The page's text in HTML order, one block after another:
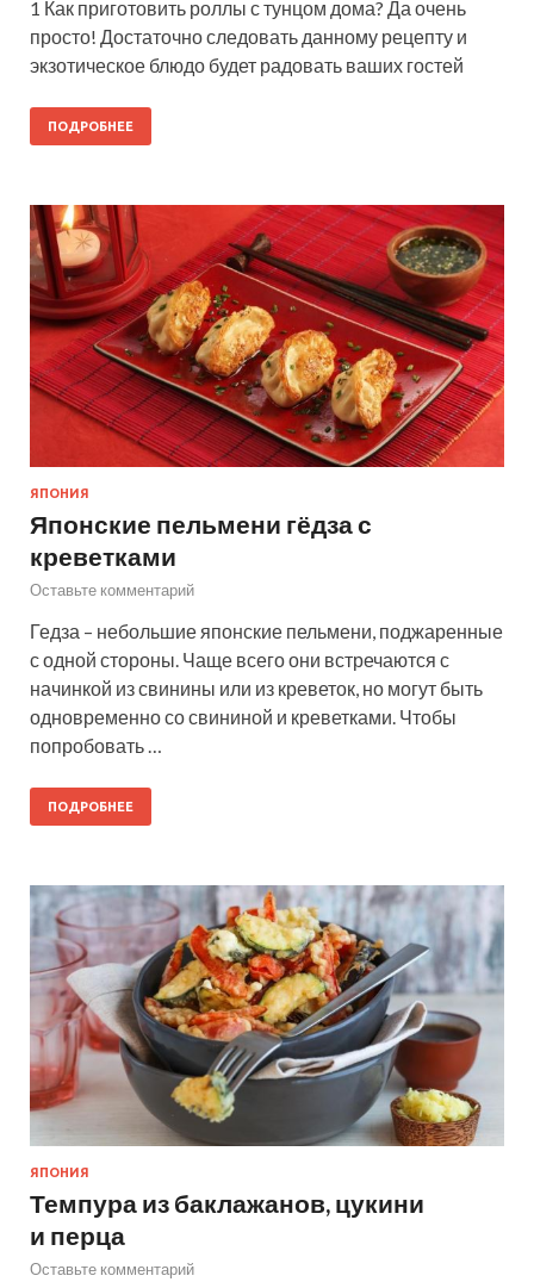
1 Как приготовить роллы с тунцом дома? Да очень
просто! Достаточно следовать данному рецепту и
экзотическое блюдо будет радовать ваших гостей
ПОДРОБНЕЕ
ЯПОНИЯ
Японские пельмени гёдза с
креветками
Оставьте комментарий
Гедза – небольшие японские пельмени, поджаренные
с одной стороны. Чаще всего они встречаются с
начинкой из свинины или из креветок, но могут быть
одновременно со свининой и креветками. Чтобы
попробовать …
ПОДРОБНЕЕ
ЯПОНИЯ
Темпура из баклажанов, цукини
и перца
Оставьте комментарий